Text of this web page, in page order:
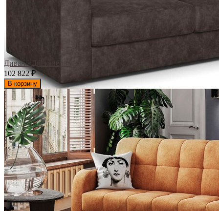
Диван «Дискавери»
102 822₽
В корзину